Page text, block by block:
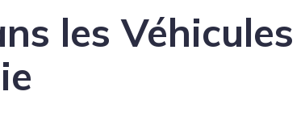
les Véhicules